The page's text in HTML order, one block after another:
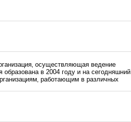
осуществляющая ведение
образована в 2004 году и на сегодняшний
работающим в различных